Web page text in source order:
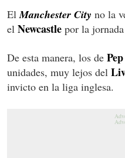
ElManchester City no la
el Newcastle por la
De esta manera, los de
unidades, muy lejos del
invicto en la liga inglesa.